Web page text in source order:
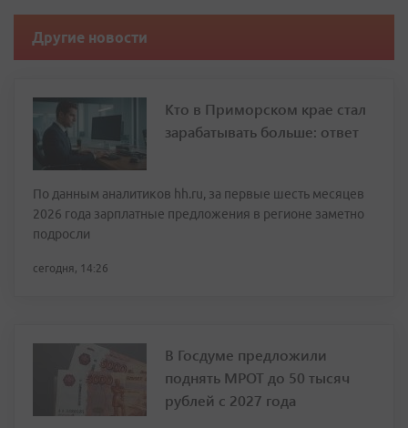
Другие новости
Кто в Приморском крае стал
зарабатывать больше: ответ
По данным аналитиков hh.ru, за первые шесть месяцев
2026 года зарплатные предложения в регионе заметно
подросли
сегодня, 14:26
В Госдуме предложили
поднять МРОТ до 50 тысяч
рублей с 2027 года